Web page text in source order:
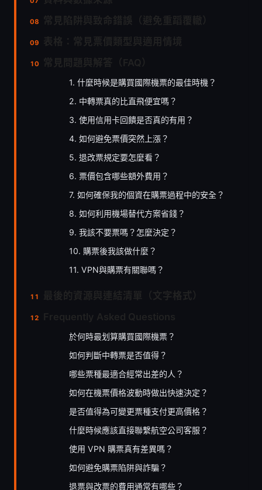
1. 什麼時候是購買國際機票的最佳時機？
2. 中轉票真的比直飛便宜嗎？
3. 使用信用卡回饋是否真的有用？
4. 如何避免票價突然上漲？
5. 退改票規定要怎麼看？
6. 票價包含哪些額外費用？
7. 如何確保我的個資在購票過程中的安全？
8. 如何利用機場替代方案省錢？
9. 我該不要票嗎？怎麼決定？
10. 購票後我該做什麼？
11. VPN與購票有關聯嗎？
於何時最划算購買國際機票？
如何判斷中轉票是否值得？
哪些票種最適合經常出差的人？
如何在機票價格波動時做出快速決定？
是否值得為可變更票種支付更高價格？
什麼時候應該直接聯繫航空公司客服？
使用 VPN 購票真有差異嗎？
如何避免購票陷阱與詐騙？
退票與改票的費用通常有哪些？